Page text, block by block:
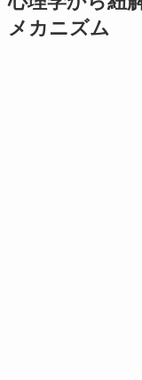
メカニズム